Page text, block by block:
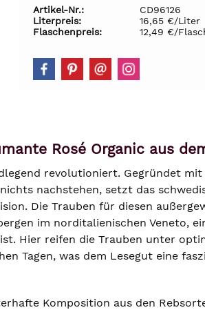
Artikel-Nr.:
CD96126
Literpreis:
16,65 €/Liter
Flaschenpreis:
12,49 €/
Rosé Organic aus
revolutioniert. Gegründet
nachstehen, setzt das
Die Trauben für diesen
im norditalienischen Veneto,
Hier reifen die Trauben unter
Tagen, was dem Lesegut eine
Komposition aus den